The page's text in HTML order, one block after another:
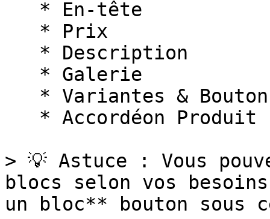
> 💡 Astuce : Vous
blocs selon vos
un bloc** bouton sous